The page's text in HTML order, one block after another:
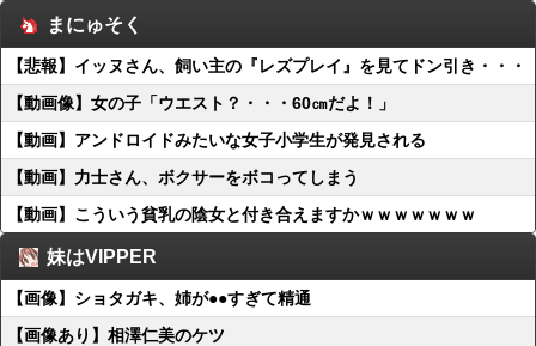
まにゅそく
【悲報】イッヌさん、飼い主の『レズプレイ』を見てドン引き・・・
【動画像】女の子「ウエスト？・・・60㎝だよ！」
【動画】アンドロイドみたいな女子小学生が発見される
【動画】力士さん、ボクサーをボコってしまう
【動画】こういう貧乳の陰女と付き合えますかｗｗｗｗｗｗｗ
妹はVIPPER
【画像】ショタガキ、姉が●●すぎて精通
【画像あり】相澤仁美のケツ